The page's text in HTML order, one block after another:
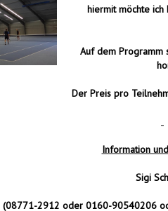
hiermit möchte ich
Auf dem Programm
Der Preis pro
Information
Sigi
(08771-2912 oder 0160-90540206